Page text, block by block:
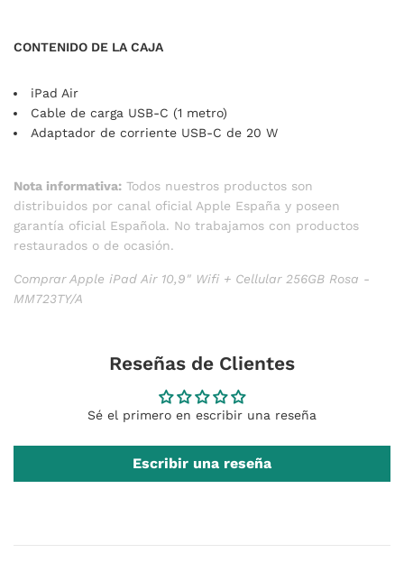
CONTENIDO DE LA CAJA
iPad Air
Cable de carga USB‑C (1 metro)
Adaptador de corriente USB‑C de 20 W
Nota informativa: Todos nuestros productos son
distribuidos por canal oficial Apple España y poseen
garantía oficial Española. No trabajamos con productos
restaurados o de ocasión.
Comprar Apple iPad Air 10,9" Wifi + Cellular 256GB Rosa -
MM723TY/A
Reseñas de Clientes
Sé el primero en escribir una reseña
Escribir una reseña